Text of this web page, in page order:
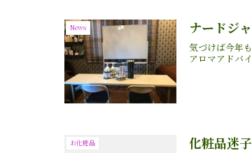
News ナードジ
気づけば今年
アロマアドバ
お化粧品 化粧品迷